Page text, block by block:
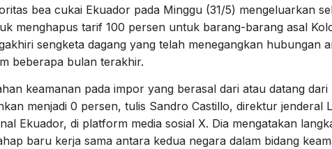
bea cukai Ekuador pada Minggu (31/5) mengeluarkan
menghapus tarif 100 persen untuk barang-barang asal
sengketa dagang yang telah menegangkan hubungan
beberapa bulan terakhir.
keamanan pada impor yang berasal dari atau datang dari
menjadi 0 persen, tulis Sandro Castillo, direktur jenderal
Ekuador, di platform media sosial X. Dia mengatakan
baru kerja sama antara kedua negara dalam bidang